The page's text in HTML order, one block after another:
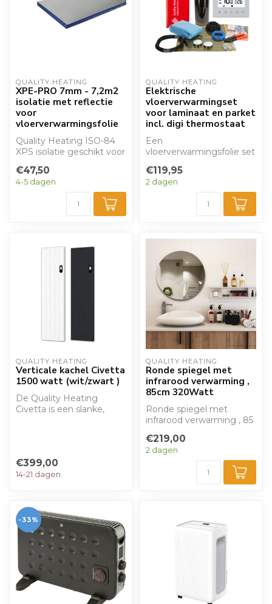
QUALITY HEATING
XPE-PRO 7mm - 7,2m2
isolatie met reflectie
voor
vloerverwarmingsfolie
Quality Heating ISO-84
XPS isolatie geschikt voor
vloerverwarmingsfolie
me...
€47,50
4-5 dagen
QUALITY HEATING
Elektrische
vloerverwarmingset
voor laminaat en parket
incl. digi thermostaat
Een
vloerverwarmingsfolie set
hout, parket of laminaat.
Ge...
€119,95
2 dagen
QUALITY HEATING
Verticale kachel Civetta
1500 watt (wit/zwart )
De Quality Heating
Civetta is een slanke,
€399,00
14-21 dagen
QUALITY HEATING
Ronde spiegel met
infrarood verwarming ,
85cm 320Watt
Ronde spiegel met
infrarood verwarming , 85
design en de ...
€219,00
2 dagen
-33%